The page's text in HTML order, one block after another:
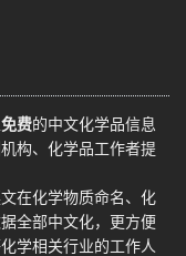
免费的中文化学品信息
构、化学品工作者提
在化学物质命名、化
全部中文化，更方便
学相关行业的工作人